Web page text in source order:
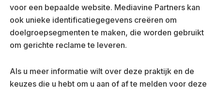
voor een bepaalde website. Mediavine Partners kan
ook unieke identificatiegegevens creëren om
doelgroepsegmenten te maken, die worden gebruikt
om gerichte reclame te leveren.
Als u meer informatie wilt over deze praktijk en de
keuzes die u hebt om u aan of af te melden voor deze